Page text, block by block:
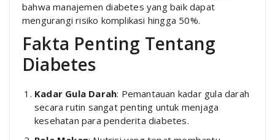
bahwa manajemen diabetes yang baik dapat
mengurangi risiko komplikasi hingga 50%.
Fakta Penting Tentang
Diabetes
Kadar Gula Darah: Pemantauan kadar gula darah
secara rutin sangat penting untuk menjaga
kesehatan para penderita diabetes.